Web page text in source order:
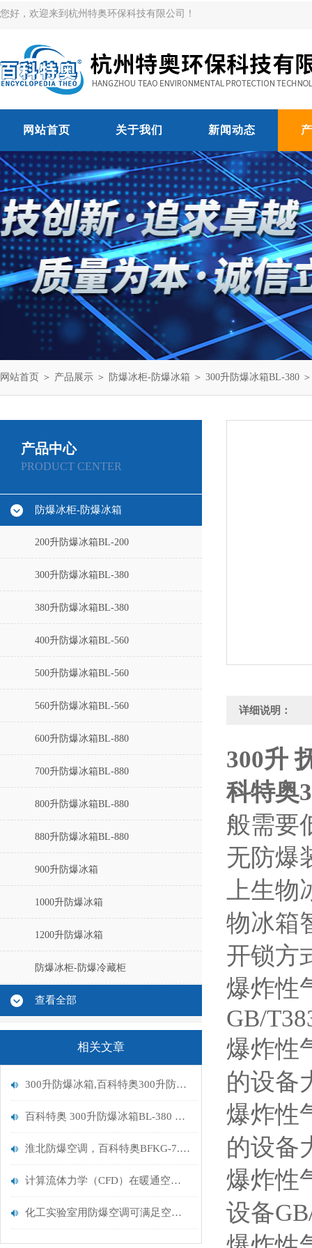
您好，欢迎来到杭州特奥环保科技有限公司！
网站首页 关于我们 新闻动态
网站首页 ＞ 产品展示 ＞ 防爆冰柜-防爆冰箱 ＞ 300升防爆冰箱BL-380
产品中心
PRODUCT CENTER
防爆冰柜-防爆冰箱
200升防爆冰箱BL-200
300升防爆冰箱BL-380
380升防爆冰箱BL-380
400升防爆冰箱BL-560
500升防爆冰箱BL-560
560升防爆冰箱BL-560
600升防爆冰箱BL-880
700升防爆冰箱BL-880
800升防爆冰箱BL-880
880升防爆冰箱BL-880
900升防爆冰箱
1000升防爆冰箱
1200升防爆冰箱
防爆冰柜-防爆冷藏柜
查看全部
相关文章
300升防爆冰箱,百科特奥300升防爆冰箱BL-380
百科特奥 300升防爆冰箱BL-380 的原理是什么
淮北防爆空调，百科特奥BFKG-7.5,（3匹）防爆等级 ll CT4
计算流体力学（CFD）在暖通空调领域的应用及其改进方法探讨
化工实验室用防爆空调可满足空调机满足防爆的要求
详细说明：
300升
科特奥
般需要
无防爆
上生物
物冰箱
开锁方
爆炸性
GB/
爆炸性
的设备
爆炸性
的设备
爆炸性
设备